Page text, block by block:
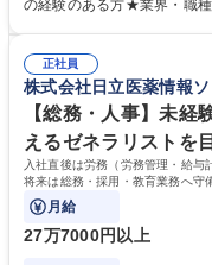
当社の指定する業務 募集職種 東京都品川区【営業アシスタント】未経験O
K◆受発注・事務◆年間休日
の経験のある方★業界・職
変化に臨機応変かつ柔軟に
れる方を求めています。高
寧な指導体制が整っている
ます。 学歴・資格 学歴：大学院 大学 高専 短大 専修学校 高校 語学力：
資格：
正社員
株式会社日立医薬情報
【総務・人事】未経
えるゼネラリストを
入社直後は労務（労務管理・給与
将来は総務・採用・教育業務へ守
ます。
月給
27万7000円以上